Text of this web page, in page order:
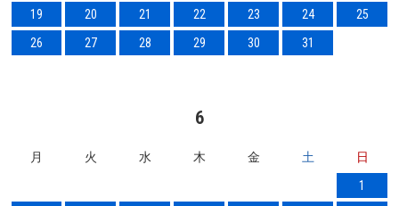
19
20 21 22 23 24
25
26
27 28 29 30 31
6
月 火 水 木 金 土
日
1